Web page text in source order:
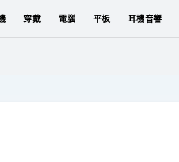
穿戴 電腦 平板 耳機音響